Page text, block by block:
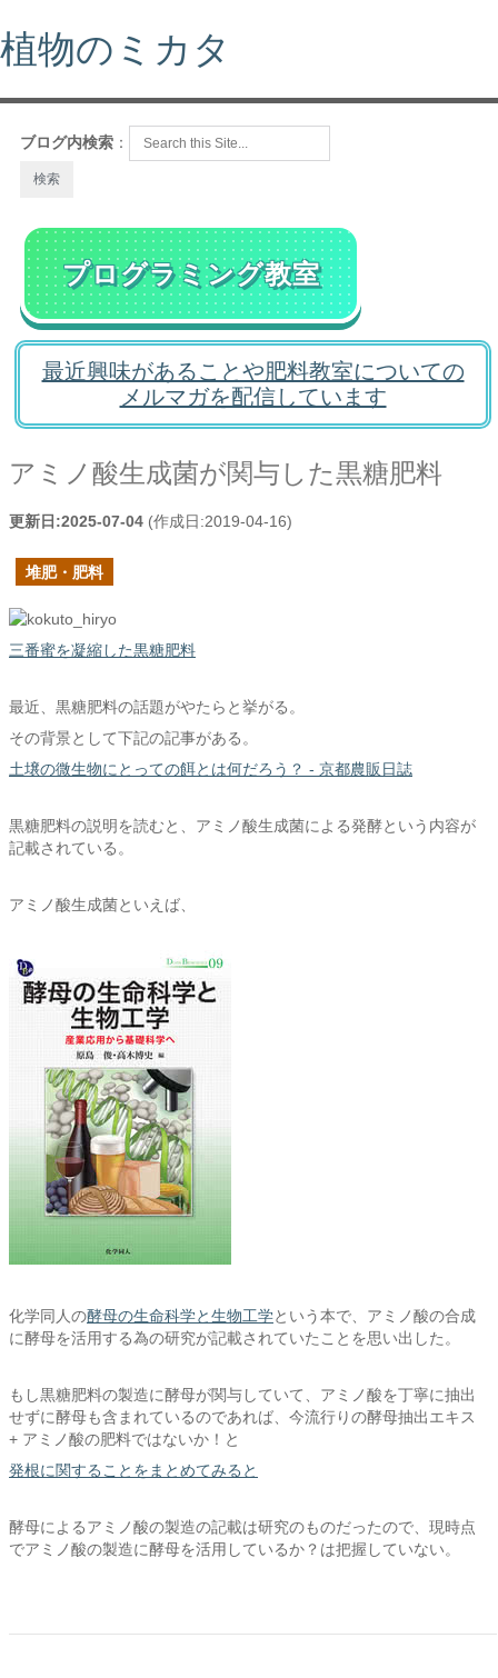
植物のミカタ
ブログ内検索 ：
プログラミング教室
最近興味があることや肥料教室についての
メルマガを配信しています
アミノ酸生成菌が関与した黒糖肥料
更新日:2025-07-04 (作成日:2019-04-16)
堆肥・肥料
三番蜜を凝縮した黒糖肥料
最近、黒糖肥料の話題がやたらと挙がる。
その背景として下記の記事がある。
土壌の微生物にとっての餌とは何だろう？ - 京都農販日誌
黒糖肥料の説明を読むと、アミノ酸生成菌による発酵という内容が
記載されている。
アミノ酸生成菌といえば、
化学同人の酵母の生命科学と生物工学という本で、アミノ酸の合成
に酵母を活用する為の研究が記載されていたことを思い出した。
もし黒糖肥料の製造に酵母が関与していて、アミノ酸を丁寧に抽出
せずに酵母も含まれているのであれば、今流行りの酵母抽出エキス
+ アミノ酸の肥料ではないか！と
発根に関することをまとめてみると
酵母によるアミノ酸の製造の記載は研究のものだったので、現時点
でアミノ酸の製造に酵母を活用しているか？は把握していない。